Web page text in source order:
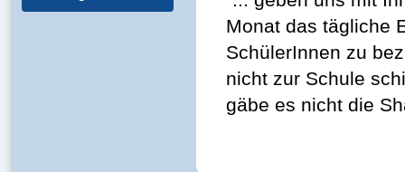
Monat das tägliche
SchülerInnen zu
nicht zur Schule
gäbe es nicht die